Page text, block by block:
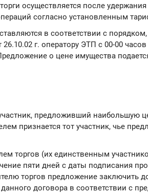
осуществляется после
согласно установленным
в соответствии с
г. оператору ЭТП с 00-00 часов
о цене имущества
предложивший наибольшую
признается тот участник, чье
торгов (их единственным
пяти дней с даты подписания
торгов предложение заключить
договора в соответствии с